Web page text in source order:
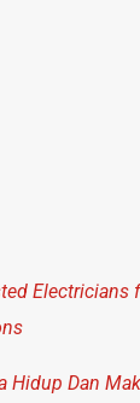
Electricians
Hidup Dan